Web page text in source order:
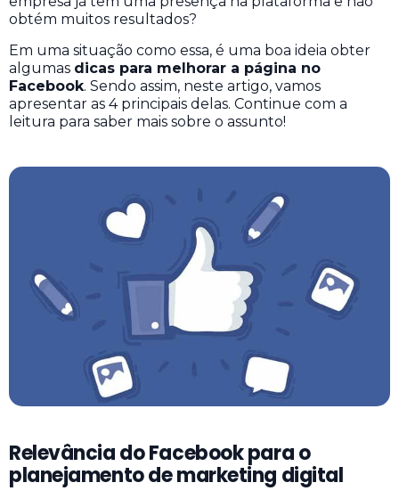
obtém muitos resultados?
Em uma situação como essa, é uma boa ideia obter
algumas dicas para melhorar a página no
Facebook. Sendo assim, neste artigo, vamos
apresentar as 4 principais delas. Continue com a
leitura para saber mais sobre o assunto!
Relevância do Facebook para o
planejamento de marketing digital